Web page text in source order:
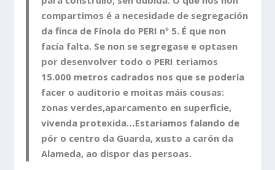
compartimos é a necesidade de segregación
da finca de Fínola do PERI nº 5. É que non
facía falta. Se non se segregase e optasen
por desenvolver todo o PERI teriamos
15.000 metros cadrados nos que se podería
facer o auditorio e moitas máis cousas:
zonas verdes,aparcamento en superficie,
vivenda protexida…Estariamos falando de
pór o centro da Guarda, xusto a carón da
Alameda, ao dispor das persoas.